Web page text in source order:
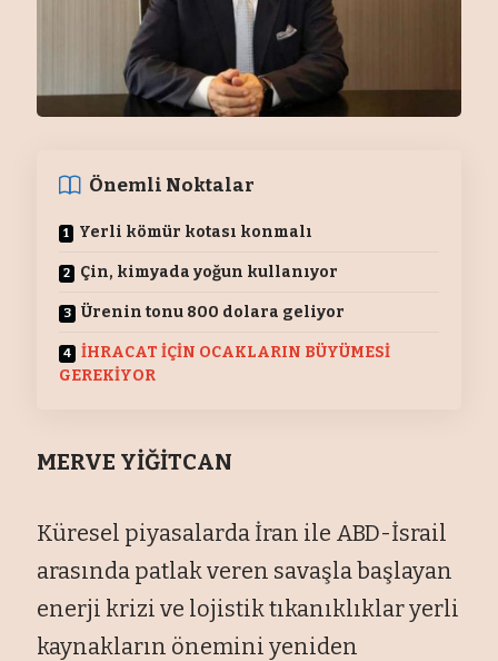
Önemli Noktalar
Yerli kömür kotası konmalı
Çin, kimyada yoğun kullanıyor
Ürenin tonu 800 dolara geliyor
İHRACAT İÇİN OCAKLARIN BÜYÜMESİ
GEREKİYOR
MERVE YİĞİTCAN
Küresel piyasalarda İran ile ABD-İsrail
arasında patlak veren savaşla başlayan
enerji krizi ve lojistik tıkanıklıklar yerli
kaynakların önemini yeniden